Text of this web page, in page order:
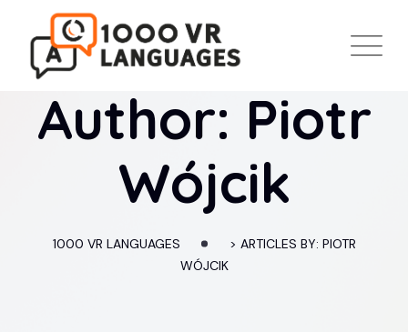
content
Author: Piotr
Wójcik
1000 VR LANGUAGES > ARTICLES BY: PIOTR
WÓJCIK